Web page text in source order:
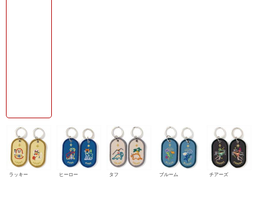
ラッキー ヒーロー タフ ブルーム チアーズ